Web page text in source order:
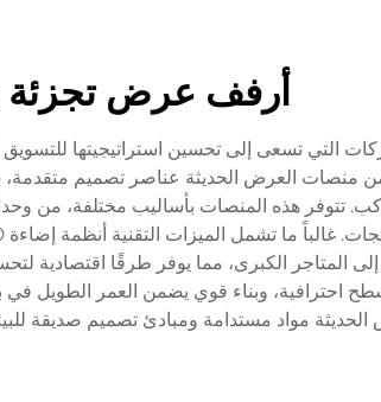
أرفف عرض تجزئة
التي تسعى إلى تحسين استراتيجيتها
العرض الحديثة عناصر تصميم متقدمة، بما
تتوفر هذه المنصات بأساليب مختلفة،
إلى المتاجر الكبرى، مما يوفر طرقًا
وبناء قوي يضمن العمر الطويل في
مواد مستدامة ومبادئ تصميم صديقة